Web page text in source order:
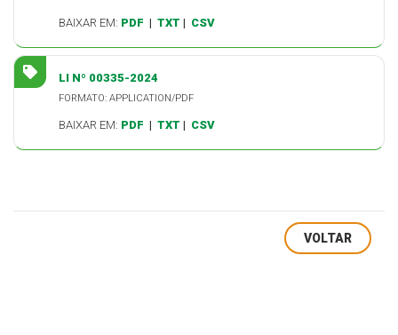
BAIXAR EM: PDF | TXT | CSV
LI Nº 00335-2024
FORMATO: APPLICATION/PDF
BAIXAR EM: PDF | TXT | CSV
VOLTAR